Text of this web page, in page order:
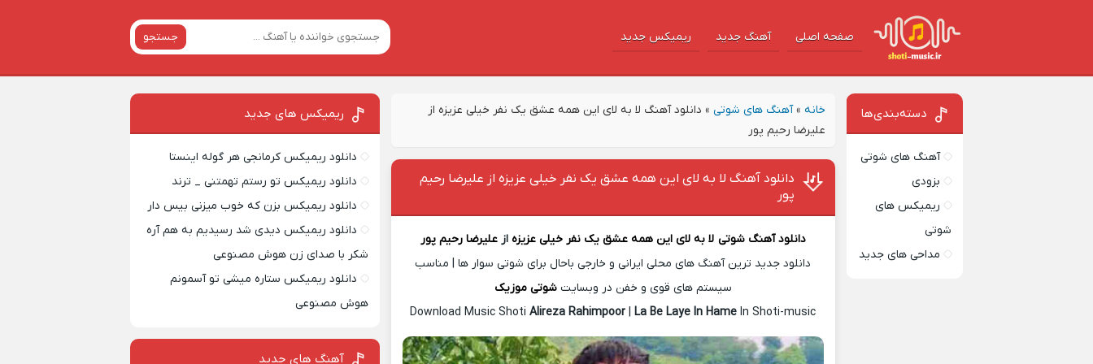
صفحه اصلی آهنگ‌ جدید ریمیکس جدید جستجو
خانه »آهنگ های شوتی » دانلود آهنگ لا به لای این همه عشق یک نفر خیلی عزیزه از
علیرضا رحیم پور
دانلود آهنگ لا به لای این همه عشق یک نفر خیلی عزیزه از علیرضا رحیم
پور
دانلود آهنگ شوتی لا به لای این همه عشق یک نفر خیلی عزیزه ازعلیرضا رحیم پور
دانلود جدید ترین آهنگ های محلی ایرانی و خارجی باحال برای شوتی سوار ها | مناسب
سیستم های قوی و خفن در وبسایتشوتی موزیک
Download Music ShotiAlireza Rahimpoor |La Be Laye In Hame In Shoti-music
دسته‌بندی‌ها
آهنگ های شوتی
بزودی
ریمیکس های
شوتی
مداحی های جدید
ریمیکس‌ های جدید
دانلود ریمیکس کرمانجی هر گوله اینستا
دانلود ریمیکس تو رستم تهمتنی _ ترند
دانلود ریمیکس بزن که خوب میزنی بیس دار
دانلود ریمیکس دیدی شد رسیدیم به هم آره
شکر با صدای زن هوش مصنوعی
دانلود ریمیکس ستاره میشی تو آسمونم
هوش مصنوعی
آهنگ های جدید